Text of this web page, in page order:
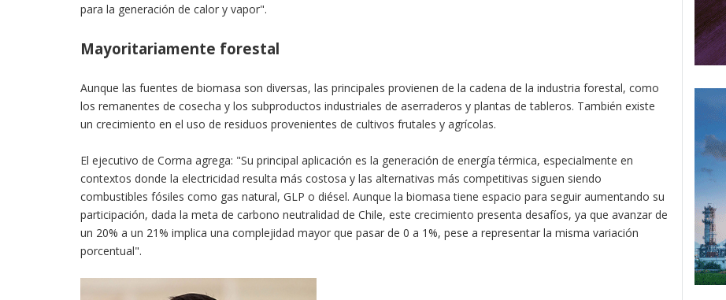
para la generación de calor y vapor".
Mayoritariamente forestal
Aunque las fuentes de biomasa son diversas, las principales provienen de la cadena de la industria forestal, como
los remanentes de cosecha y los subproductos industriales de aserraderos y plantas de tableros. También existe
un crecimiento en el uso de residuos provenientes de cultivos frutales y agrícolas.
El ejecutivo de Corma agrega: "Su principal aplicación es la generación de energía térmica, especialmente en
contextos donde la electricidad resulta más costosa y las alternativas más competitivas siguen siendo
combustibles fósiles como gas natural, GLP o diésel. Aunque la biomasa tiene espacio para seguir aumentando su
participación, dada la meta de carbono neutralidad de Chile, este crecimiento presenta desafíos, ya que avanzar de
un 20% a un 21% implica una complejidad mayor que pasar de 0 a 1%, pese a representar la misma variación
porcentual".